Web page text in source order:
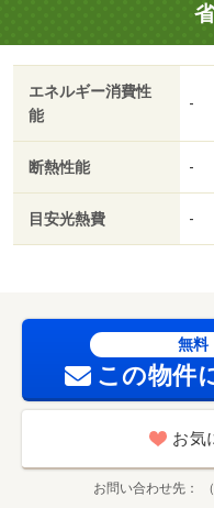
エネルギー消費性
能
-
断熱性能 -
目安光熱費 -
無料
この物件
お気
お問い合わせ先